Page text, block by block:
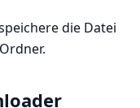
die Datei